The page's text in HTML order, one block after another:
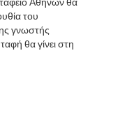
του
γνωστής
θα γίνει στη